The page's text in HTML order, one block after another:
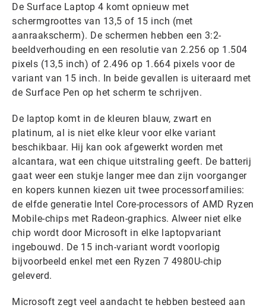
De Surface Laptop 4 komt opnieuw met
schermgroottes van 13,5 of 15 inch (met
aanraakscherm). De schermen hebben een 3:2-
beeldverhouding en een resolutie van 2.256 op 1.504
pixels (13,5 inch) of 2.496 op 1.664 pixels voor de
variant van 15 inch. In beide gevallen is uiteraard met
de Surface Pen op het scherm te schrijven.
De laptop komt in de kleuren blauw, zwart en
platinum, al is niet elke kleur voor elke variant
beschikbaar. Hij kan ook afgewerkt worden met
alcantara, wat een chique uitstraling geeft. De batterij
gaat weer een stukje langer mee dan zijn voorganger
en kopers kunnen kiezen uit twee processorfamilies:
de elfde generatie Intel Core-processors of AMD Ryzen
Mobile-chips met Radeon-graphics. Alweer niet elke
chip wordt door Microsoft in elke laptopvariant
ingebouwd. De 15 inch-variant wordt voorlopig
bijvoorbeeld enkel met een Ryzen 7 4980U-chip
geleverd.
Microsoft zegt veel aandacht te hebben besteed aan